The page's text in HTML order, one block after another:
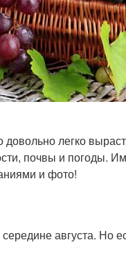
довольно легко
почвы и погоды.
и фото!
августа. Но